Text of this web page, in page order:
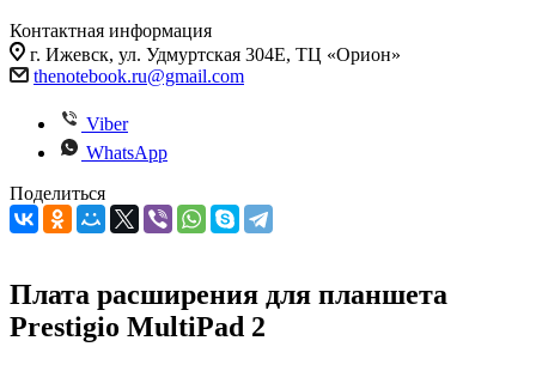
Контактная информация
г. Ижевск, ул. Удмуртская 304Е, ТЦ «Орион»
thenotebook.ru@gmail.com
Viber
WhatsApp
Поделиться
Плата расширения для планшета
Prestigio MultiPad 2